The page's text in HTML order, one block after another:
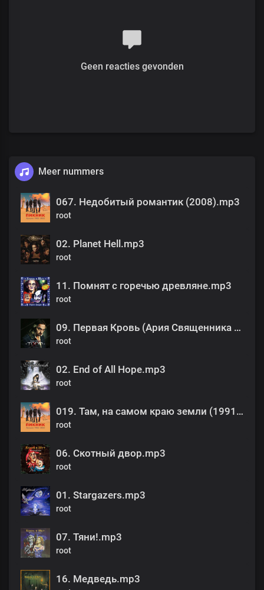
Geen reacties gevonden
Meer nummers
067. Недобитый романтик (2008).mp3
root
02. Planet Hell.mp3
root
11. Помнят с горечью древляне.mp3
root
09. Первая Кровь (Ария Священника и Тодда).mp3
root
02. End of All Hope.mp3
root
019. Там, на самом краю земли (1991).mp3
root
06. Скотный двор.mp3
root
01. Stargazers.mp3
root
07. Тяни!.mp3
root
16. Медведь.mp3